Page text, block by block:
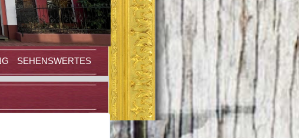
SEHENSWERTES